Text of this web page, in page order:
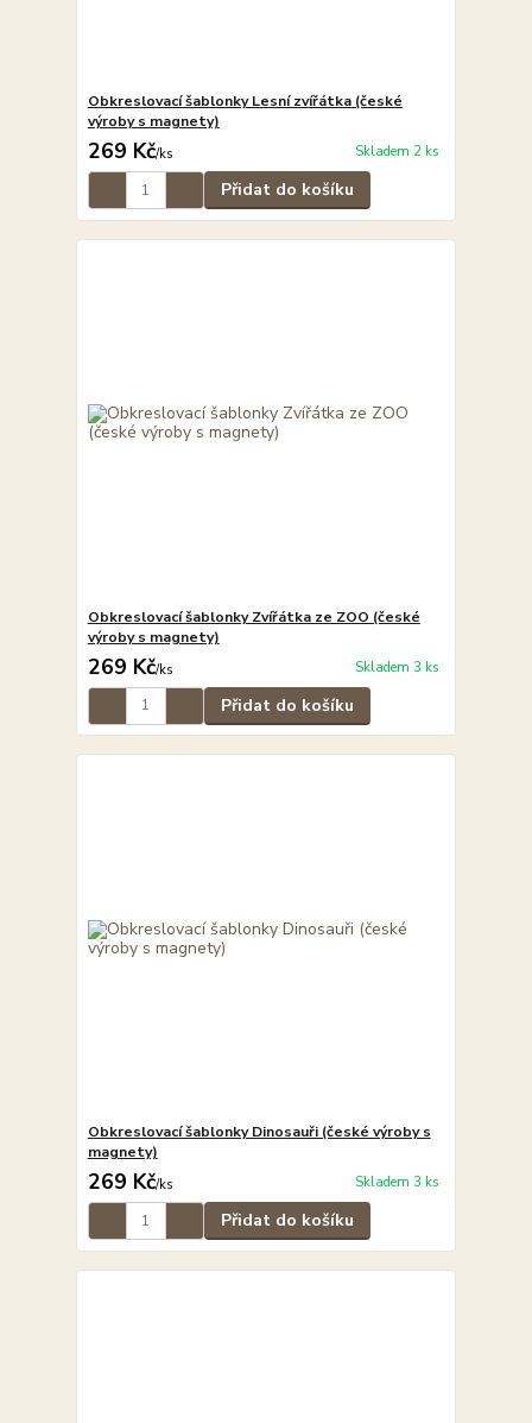
Obkreslovací šablonky Lesní zvířátka (české
výroby s magnety)
269 Kč/ks Skladem 2 ks
Přidat do košíku
Obkreslovací šablonky Zvířátka ze ZOO (české
výroby s magnety)
269 Kč/ks Skladem 3 ks
Přidat do košíku
Obkreslovací šablonky Dinosauři (české výroby s
magnety)
269 Kč/ks Skladem 3 ks
Přidat do košíku